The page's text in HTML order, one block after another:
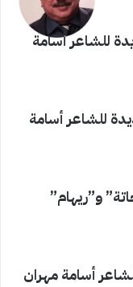
للشاعر أسامة
للشاعر أسامة
و”ريهام”
أسامة مهران